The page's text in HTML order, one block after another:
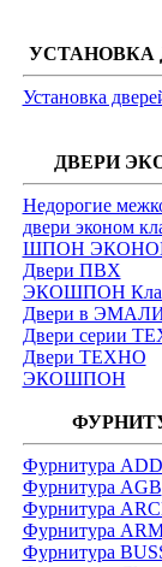
УСТАНОВКА
Установка
ДВЕРИ
Недорогие
двери эконом
ШПОН
Двери ПВХ
ЭКОШПОН
Двери в
Двери серии
Двери ТЕХНО
ЭКОШПОН
Фурнитура
Фурнитура AGB
Фурнитура
Фурнитура
Фурнитура